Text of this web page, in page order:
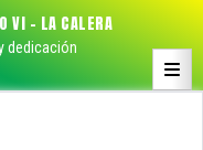
VI – LA CALERA
dedicación